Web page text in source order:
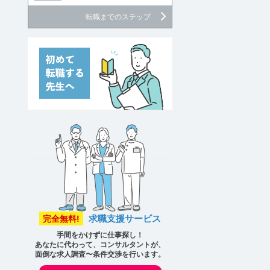
転職までのステップ
完全無料! 求職支援サービス
手間をかけずに仕事探し！
あなたに代わって、コンサルタントが、
面倒な求人調査〜条件交渉を行います。